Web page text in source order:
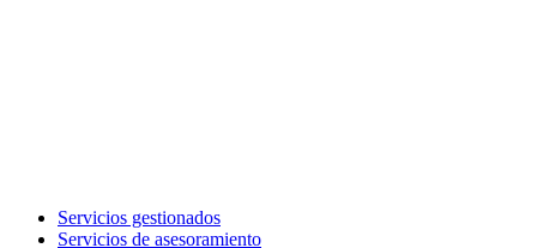
Servicios gestionados
Servicios de asesoramiento